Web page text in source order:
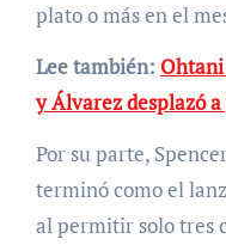
plato o más en el
Lee también: Ohtani
y Álvarez desplazó a
Por su parte,
terminó como el
al permitir solo tres